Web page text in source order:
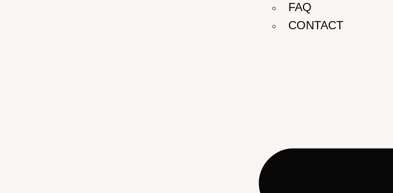
FAQ
CONTACT